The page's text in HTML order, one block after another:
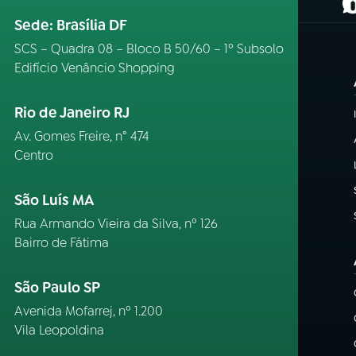
Sede: Brasília DF
SCS – Quadra 08 – Bloco B 50/60 – 1º Subsolo
Edifício Venâncio Shopping
Rio de Janeiro RJ
Av. Gomes Freire, n° 474
Centro
São Luís MA
Rua Armando Vieira da Silva, nº 126
Bairro de Fátima
São Paulo SP
Avenida Mofarrej, nº 1.200
Vila Leopoldina